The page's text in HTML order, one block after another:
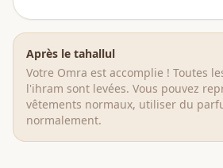
Après le tahallul
Votre Omra est accomplie ! Toutes
l'ihram sont levées. Vous pouvez
vêtements normaux, utiliser du
normalement.